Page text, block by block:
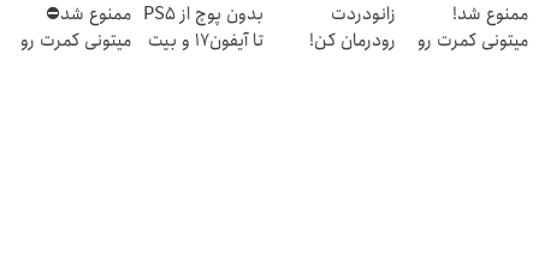
ممنوع شد!
میتونی کمرت رو
زانودردت
رودرمان کن!
بدون پوچ از PS5
تا آیفون17 و بیت
ممنوع شد⛔
میتونی کمرت رو